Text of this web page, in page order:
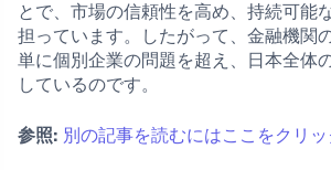
とで、市場の信頼性を高め、持続可能
担っています。したがって、金融機関
単に個別企業の問題を超え、日本全体
しているのです。
参照: 別の記事を読むにはここをクリ